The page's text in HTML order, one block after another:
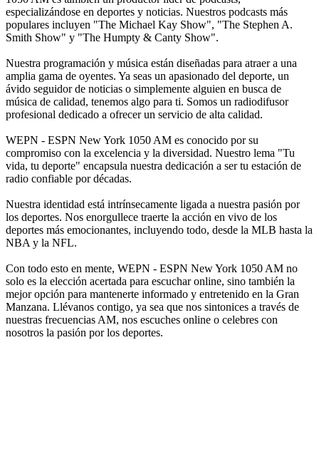
especializándose en deportes y noticias. Nuestros podcasts más
populares incluyen "The Michael Kay Show", "The Stephen A.
Smith Show" y "The Humpty & Canty Show".
Nuestra programación y música están diseñadas para atraer a una
amplia gama de oyentes. Ya seas un apasionado del deporte, un
ávido seguidor de noticias o simplemente alguien en busca de
música de calidad, tenemos algo para ti. Somos un radiodifusor
profesional dedicado a ofrecer un servicio de alta calidad.
WEPN - ESPN New York 1050 AM es conocido por su
compromiso con la excelencia y la diversidad. Nuestro lema "Tu
vida, tu deporte" encapsula nuestra dedicación a ser tu estación de
radio confiable por décadas.
Nuestra identidad está intrínsecamente ligada a nuestra pasión por
los deportes. Nos enorgullece traerte la acción en vivo de los
deportes más emocionantes, incluyendo todo, desde la MLB hasta la
NBA y la NFL.
Con todo esto en mente, WEPN - ESPN New York 1050 AM no
solo es la elección acertada para escuchar online, sino también la
mejor opción para mantenerte informado y entretenido en la Gran
Manzana. Llévanos contigo, ya sea que nos sintonices a través de
nuestras frecuencias AM, nos escuches online o celebres con
nosotros la pasión por los deportes.